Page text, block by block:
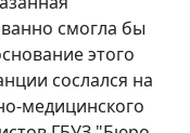
смогла бы
этого
сослался на
медицинского